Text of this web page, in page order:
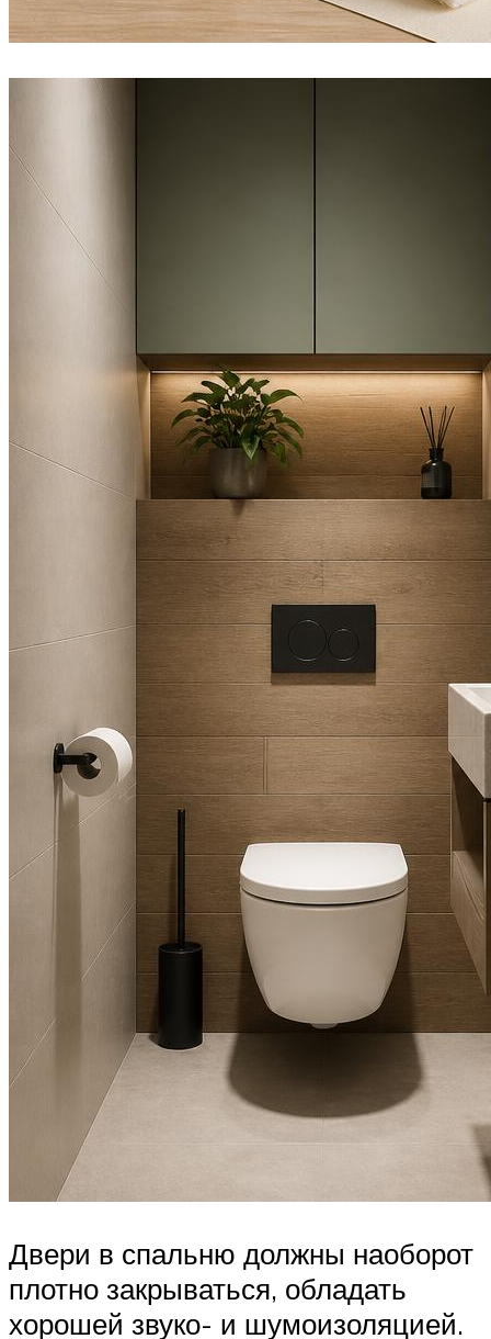
Двери в спальню должны наоборот
плотно закрываться, обладать
хорошей звуко- и шумоизоляцией.